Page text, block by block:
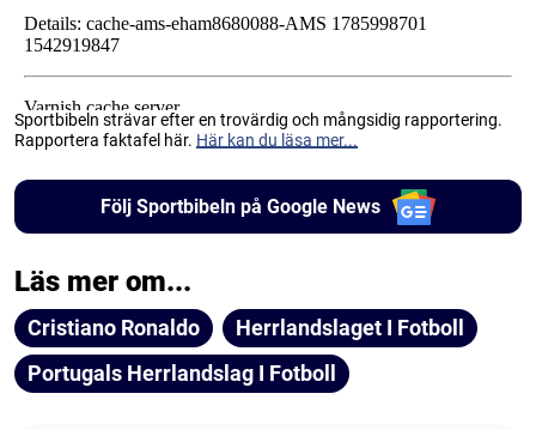
Sportbibeln strävar efter en trovärdig och mångsidig rapportering.
Rapportera faktafel här. Här kan du läsa mer...
Följ Sportbibeln på Google News
Läs mer om...
Cristiano Ronaldo
Herrlandslaget I Fotboll
Portugals Herrlandslag I Fotboll